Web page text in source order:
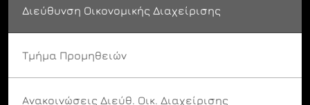
Διεύθυνση Οικονομικής Διαχείρισης
Τμήμα Προμηθειών
Ανακοινώσεις Διεύθ. Οικ. Διαχείρισης